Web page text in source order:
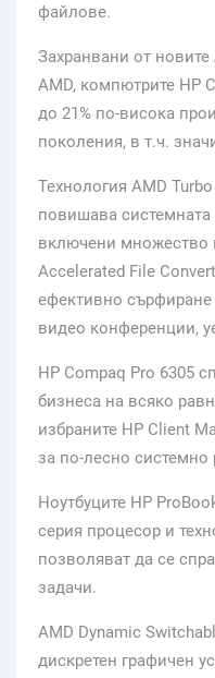
файлове.
Захранвани от
AMD, компютрите HP
до 21% по-висока
поколения, в т.ч.
Технология AMD
повишава системната
включени множество
Accelerated File
ефективно
видео конференции,
HP Compaq Pro 6305
бизнеса на всяко
избраните HP Client
за по-лесно
Ноутбуците HP
серия процесор и
позволяват да се
задачи.
AMD Dynamic
дискретен графичен